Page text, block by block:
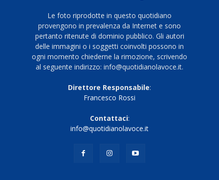
Le foto riprodotte in questo quotidiano
provengono in prevalenza da Internet e sono
pertanto ritenute di dominio pubblico. Gli autori
delle immagini o i soggetti coinvolti possono in
ogni momento chiederne la rimozione, scrivendo
al seguente indirizzo: info@quotidianolavoce.it.
Direttore Responsabile:
Francesco Rossi
Contattaci:
info@quotidianolavoce.it